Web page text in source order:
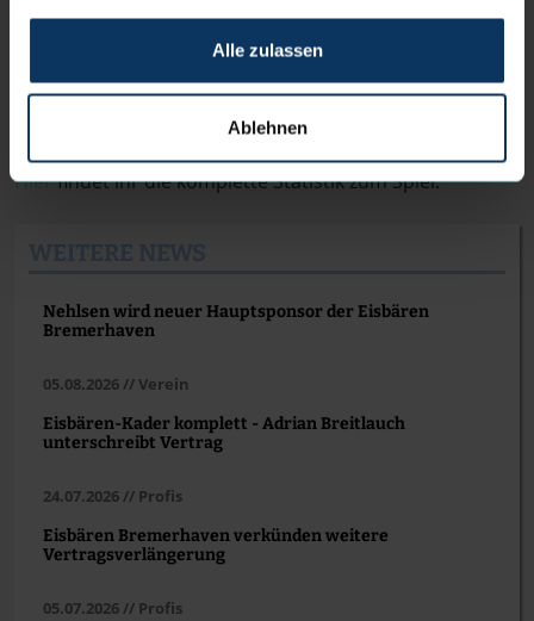
Alle zulassen
Ablehnen
(12), Laster (11), Yebo (10), Oehle (4), Moore (4), Richards
Hierfindet ihr die komplette Statistik zum Spiel.
WEITERE NEWS
Nehlsen wird neuer Hauptsponsor der Eisbären
Bremerhaven
05.08.2026 // Verein
Eisbären-Kader komplett - Adrian Breitlauch
unterschreibt Vertrag
24.07.2026 // Profis
Eisbären Bremerhaven verkünden weitere
Vertragsverlängerung
05.07.2026 // Profis